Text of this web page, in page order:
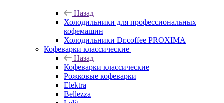
Назад
Холодильники для профессиональных
кофемашин
Холодильники Dr.coffee PROXIMA
Кофеварки классические
Назад
Кофеварки классические
Рожковые кофеварки
Elektra
Bellezza